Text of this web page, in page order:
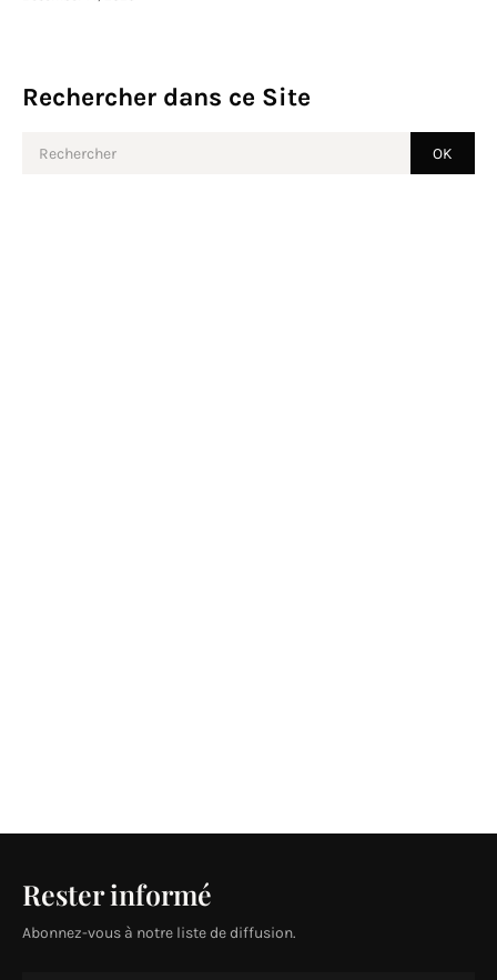
Rechercher dans ce Site
Rester informé
Abonnez-vous à notre liste de diffusion.